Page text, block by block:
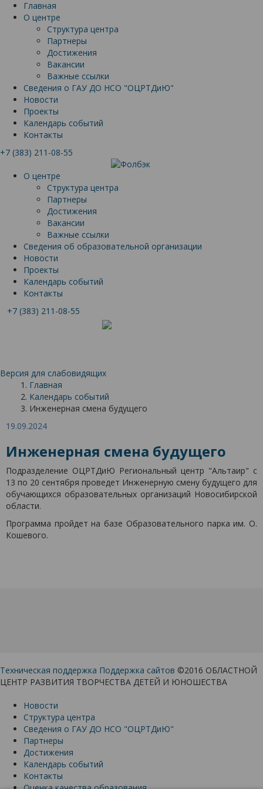
Главная
О центре
Структура центра
Партнеры
Достижения
Вакансии
Важные ссылки
Сведения о ГАУ ДО НСО "ОЦРТДиЮ"
Новости
Проекты
Календарь событий
Контакты
+7 (383) 211-08-55
О центре
Структура центра
Партнеры
Достижения
Вакансии
Важные ссылки
Сведения об образовательной организации
Новости
Проекты
Календарь событий
Контакты
+7 (383) 211-08-55
Версия для слабовидящих
Главная
Календарь событий
Инженерная смена будущего
19.09.2024
Инженерная смена будущего
Подразделение ОЦРТДиЮ Региональный центр "Альтаир" с
13 по 20 сентября проведет Инженерную смену будущего для
обучающихся образовательных организаций Новосибирской
области.
Программа пройдет на базе Образовательного парка им. О.
Кошевого.
Техническая поддержка Поддержка сайтов ©2016 ОБЛАСТНОЙ
ЦЕНТР РАЗВИТИЯ ТВОРЧЕСТВА ДЕТЕЙ И ЮНОШЕСТВА
Новости
Структура центра
Сведения о ГАУ ДО НСО "ОЦРТДиЮ"
Партнеры
Достижения
Календарь событий
Контакты